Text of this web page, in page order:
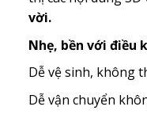
vời.
Nhẹ, bền với điều
Dễ vệ sinh, không
Dễ vận chuyển